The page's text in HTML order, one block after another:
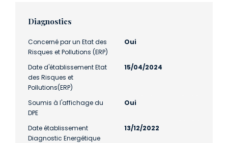
Diagnostics
Concerné par un Etat des
Risques et Pollutions (ERP)
Oui
Date d'établissement Etat
des Risques et
Pollutions(ERP)
15/04/2024
Soumis à l'affichage du
DPE
Oui
Date établissement
Diagnostic Energétique
13/12/2022